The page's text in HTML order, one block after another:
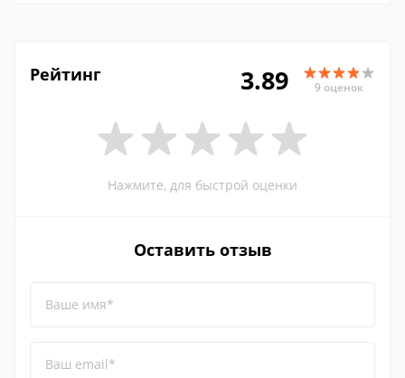
Рейтинг 3.89 9 оценок
Нажмите, для быстрой оценки
Оставить отзыв
Ваше имя*
Ваш email*